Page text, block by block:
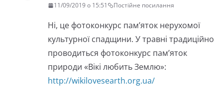
11/09/2019 о 15:51 Постійне посилання
Ні, це фотоконкурс пам’яток нерухомої
культурної спадщини. У травні традиційно
проводиться фотоконкурс пам’яток
природи «Вікі любить Землю»:
http://wikilovesearth.org.ua/